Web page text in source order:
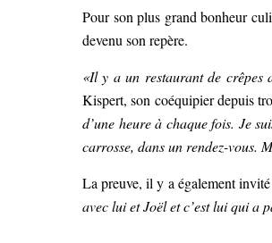
Pour son plus grand bonheur
devenu son repère.
«Il y a un restaurant de crêpes
Kispert, son coéquipier depuis
d’une heure à chaque fois. Je
carrosse, dans un rendez-vous.
La preuve, il y a également
avec lui et Joël et c’est lui qui a